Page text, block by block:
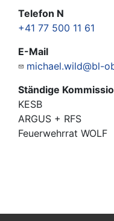
Telefon N
+41 77 500 11 61
E-Mail
michael.wild@bl-
Ständige
KESB
ARGUS + RFS
Feuerwehrrat WOLF